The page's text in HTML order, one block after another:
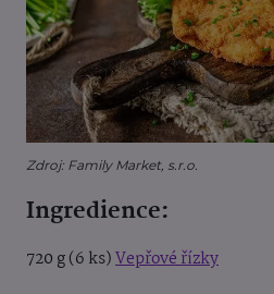
Zdroj: Family Market, s.r.o.
Ingredience:
720 g (6 ks)Vepřové řízky